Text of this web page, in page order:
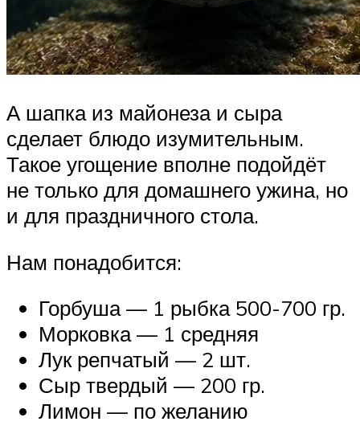
А шапка из майонеза и сыра
сделает блюдо изумительным.
Такое угощение вполне подойдёт
не только для домашнего ужина, но
и для праздничного стола.
Нам понадобится:
Горбуша — 1 рыбка 500-700 гр.
Морковка — 1 средняя
Лук репчатый — 2 шт.
Сыр твердый — 200 гр.
Лимон — по желанию